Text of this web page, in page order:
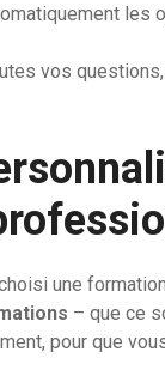
les
vos
une
– que ce
pour que